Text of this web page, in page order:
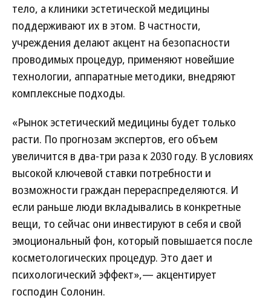
тело, а клиники эстетической медицины
поддерживают их в этом. В частности,
учреждения делают акцент на безопасности
проводимых процедур, применяют новейшие
технологии, аппаратные методики, внедряют
комплексные подходы.
«Рынок эстетический медицины будет только
расти. По прогнозам экспертов, его объем
увеличится в два-три раза к 2030 году. В условиях
высокой ключевой ставки потребности и
возможности граждан перераспределяются. И
если раньше люди вкладывались в конкретные
вещи, то сейчас они инвестируют в себя и свой
эмоциональный фон, который повышается после
косметологических процедур. Это дает и
психологический эффект»,— акцентирует
господин Солонин.